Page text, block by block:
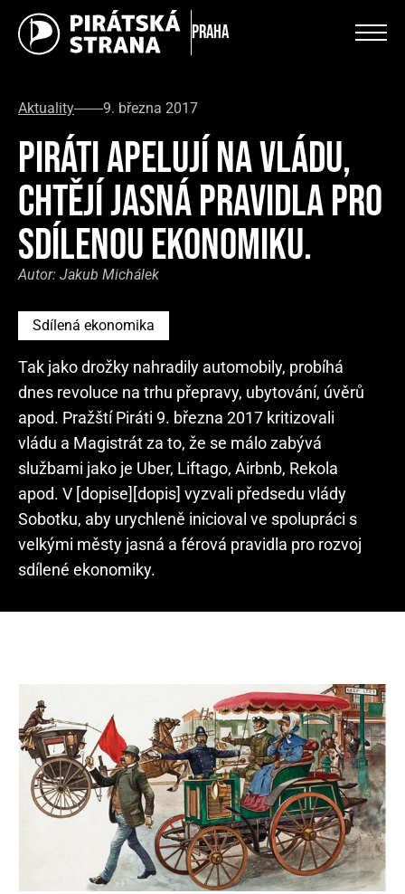
Praha
Aktuality 9. března 2017
PIRÁTI APELUJÍ NA VLÁDU,
CHTĚJÍ JASNÁ PRAVIDLA PRO
SDÍLENOU EKONOMIKU.
Autor: Jakub Michálek
Sdílená ekonomika
Tak jako drožky nahradily automobily, probíhá
dnes revoluce na trhu přepravy, ubytování, úvěrů
apod. Pražští Piráti 9. března 2017 kritizovali
vládu a Magistrát za to, že se málo zabývá
službami jako je Uber, Liftago, Airbnb, Rekola
apod. V [dopise][dopis] vyzvali předsedu vlády
Sobotku, aby urychleně inicioval ve spolupráci s
velkými městy jasná a férová pravidla pro rozvoj
sdílené ekonomiky.